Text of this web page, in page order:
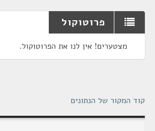
פרוטוקול
מצטערים! אין לנו את הפרוטוקול.
קוד המקור של הנתונים